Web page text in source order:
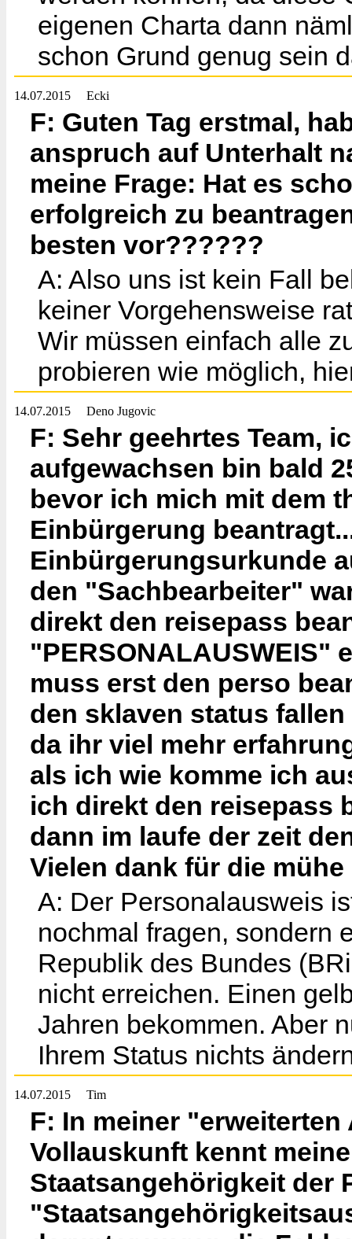
eigenen Charta dann
schon Grund genug sein
14.07.2015 Ecki
F: Guten Tag erstmal,
anspruch auf Unterhalt
meine Frage: Hat es
erfolgreich zu
besten vor??????
A: Also uns ist kein Fall
keiner Vorgehensweise
Wir müssen einfach alle
probieren wie möglich,
14.07.2015 Deno Jugovic
F: Sehr geehrtes Team,
aufgewachsen bin bald
bevor ich mich mit dem
Einbürgerung
Einbürgerungsurkunde
den "Sachbearbeiter"
direkt den reisepass
"PERSONALAUSWEIS"
muss erst den perso
den sklaven status
da ihr viel mehr
als ich wie komme ich
ich direkt den reisepass
dann im laufe der zeit
Vielen dank für die mühe
A: Der Personalausweis
nochmal fragen, sondern
Republik des Bundes
nicht erreichen. Einen
Jahren bekommen. Aber
Ihrem Status nichts
14.07.2015 Tim
F: In meiner
Vollauskunft kennt
Staatsangehörigkeit der